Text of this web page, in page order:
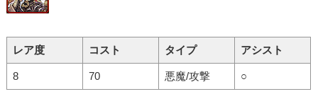
レア度 コスト タイプ アシスト
8 70 悪魔/攻撃 ○